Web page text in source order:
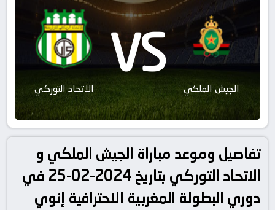
الجيش الملكي VS الاتحاد التوركي
تفاصيل وموعد مباراة الجيش الملكي و
الاتحاد التوركي بتاريخ 2024-02-25 في
دوري البطولة المغربية الاحترافية إنوي